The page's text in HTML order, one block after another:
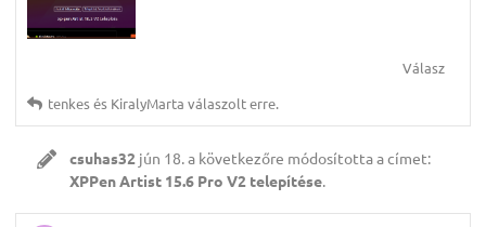
Válasz
tenkesés KiralyMarta válaszolt erre.
csuhas32 jún 18.a következőre módosította a címet:
XPPen Artist 15.6 Pro V2 telepítése.